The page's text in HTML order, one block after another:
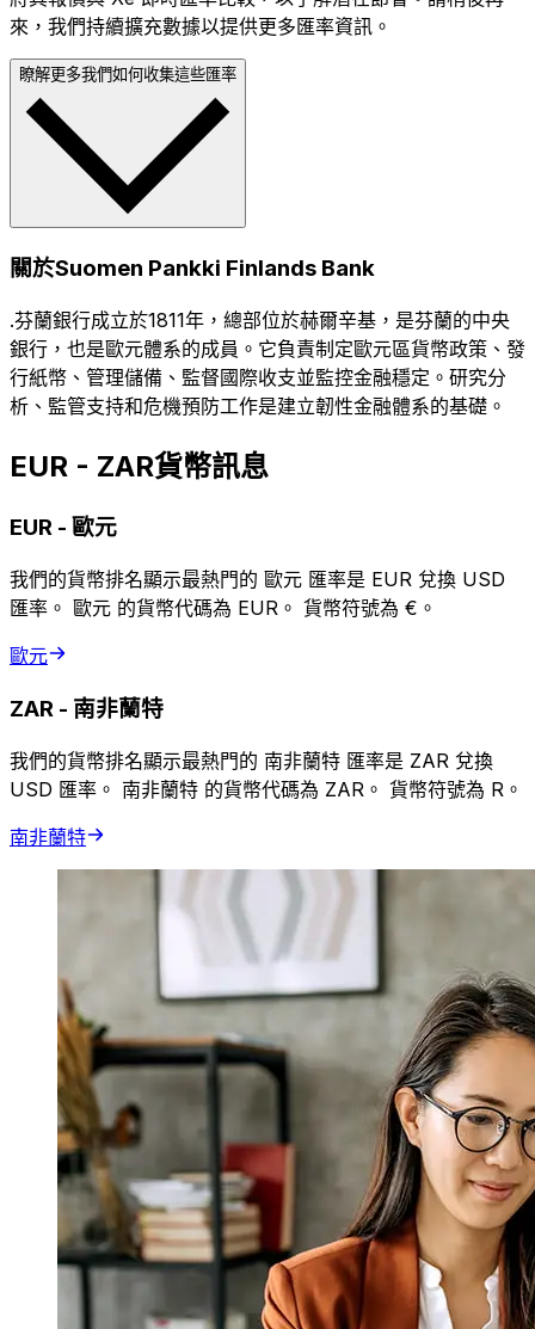
來，我們持續擴充數據以提供更多匯率資訊。
瞭解更多我們如何收集這些匯率
關於Suomen Pankki Finlands Bank
.芬蘭銀行成立於1811年，總部位於赫爾辛基，是芬蘭的中央
銀行，也是歐元體系的成員。它負責制定歐元區貨幣政策、發
行紙幣、管理儲備、監督國際收支並監控金融穩定。研究分
析、監管支持和危機預防工作是建立韌性金融體系的基礎。
EUR - ZAR貨幣訊息
EUR - 歐元
我們的貨幣排名顯示最熱門的 歐元 匯率是 EUR 兌換 USD
匯率。 歐元 的貨幣代碼為 EUR。 貨幣符號為 €。
歐元
ZAR - 南非蘭特
我們的貨幣排名顯示最熱門的 南非蘭特 匯率是 ZAR 兌換
USD 匯率。 南非蘭特 的貨幣代碼為 ZAR。 貨幣符號為 R。
南非蘭特